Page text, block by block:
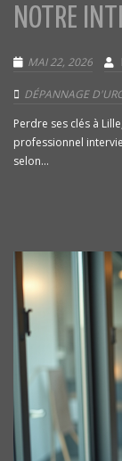
NOTRE
MAI 22, 2026
DÉPANNAGE
Perdre ses clés à
professionnel
selon...